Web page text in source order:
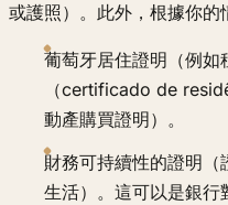
或護照）。此外，根據你的
葡萄牙居住證明（例如
（certificado de
動產購買證明）。
財務可持續性的證明
生活）。這可以是銀